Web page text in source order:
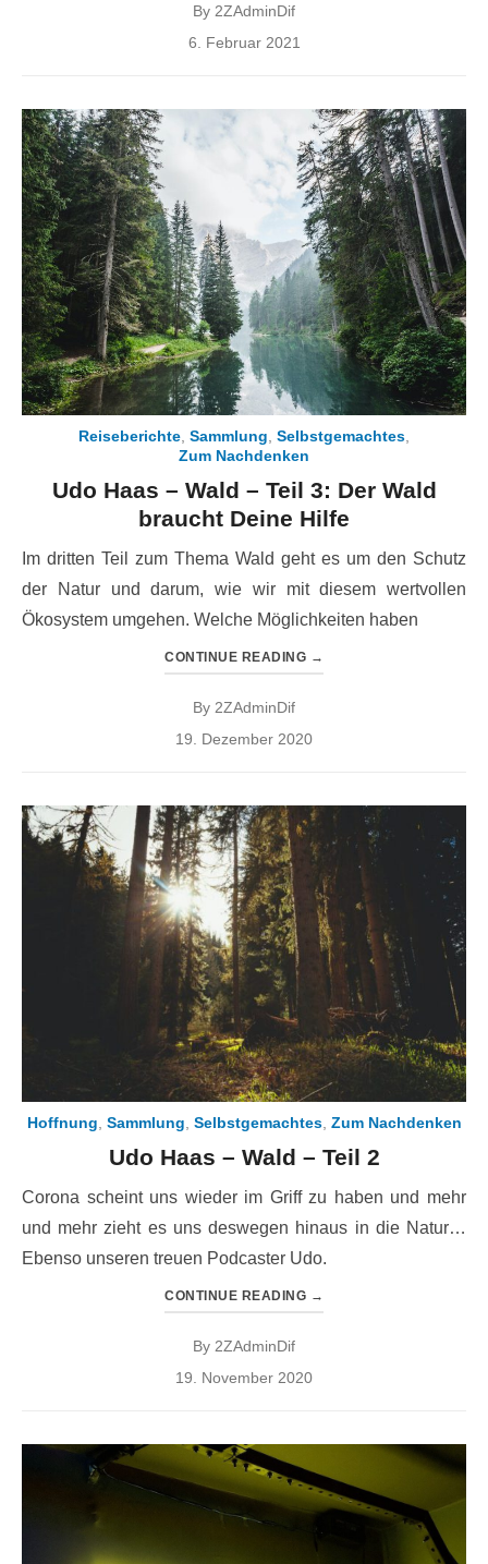
By 2ZAdminDif
Posted
6. Februar 2021
Reiseberichte, Sammlung, Selbstgemachtes,
Zum Nachdenken
Udo Haas – Wald – Teil 3: Der Wald
braucht Deine Hilfe
Im dritten Teil zum Thema Wald geht es um den Schutz
der Natur und darum, wie wir mit diesem wertvollen
Ökosystem umgehen. Welche Möglichkeiten haben
CONTINUE READING →
By 2ZAdminDif
Posted
19. Dezember 2020
Hoffnung, Sammlung, Selbstgemachtes, Zum Nachdenken
Udo Haas – Wald – Teil 2
Corona scheint uns wieder im Griff zu haben und mehr
und mehr zieht es uns deswegen hinaus in die Natur…
Ebenso unseren treuen Podcaster Udo.
CONTINUE READING →
By 2ZAdminDif
Posted
19. November 2020